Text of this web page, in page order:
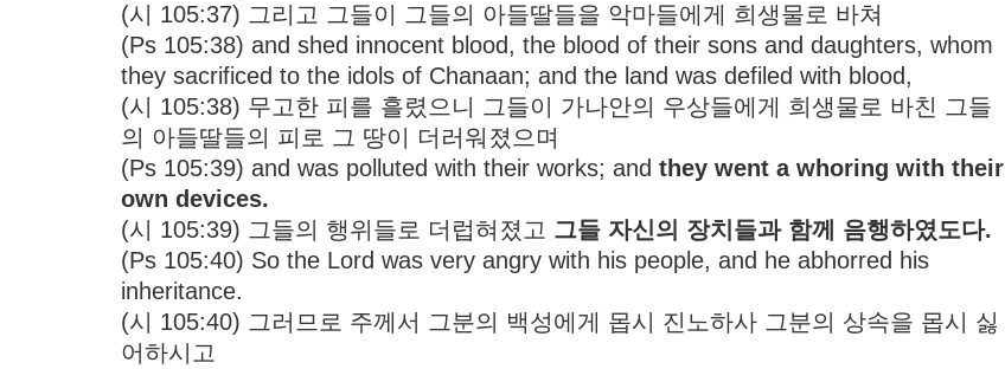
(시 105:37) 그리고 그들이 그들의 아들딸들을 악마들에게 희생물로 바쳐
(Ps 105:38) and shed innocent blood, the blood of their sons and daughters, whom
they sacrificed to the idols of Chanaan; and the land was defiled with blood,
(시 105:38) 무고한 피를 흘렸으니 그들이 가나안의 우상들에게 희생물로 바친 그들
의 아들딸들의 피로 그 땅이 더러워졌으며
(Ps 105:39) and was polluted with their works; and they went a whoring with their
own devices.
(시 105:39) 그들의 행위들로 더럽혀졌고 그들 자신의 장치들과 함께 음행하였도다.
(Ps 105:40) So the Lord was very angry with his people, and he abhorred his
inheritance.
(시 105:40) 그러므로 주께서 그분의 백성에게 몹시 진노하사 그분의 상속을 몹시 싫
어하시고